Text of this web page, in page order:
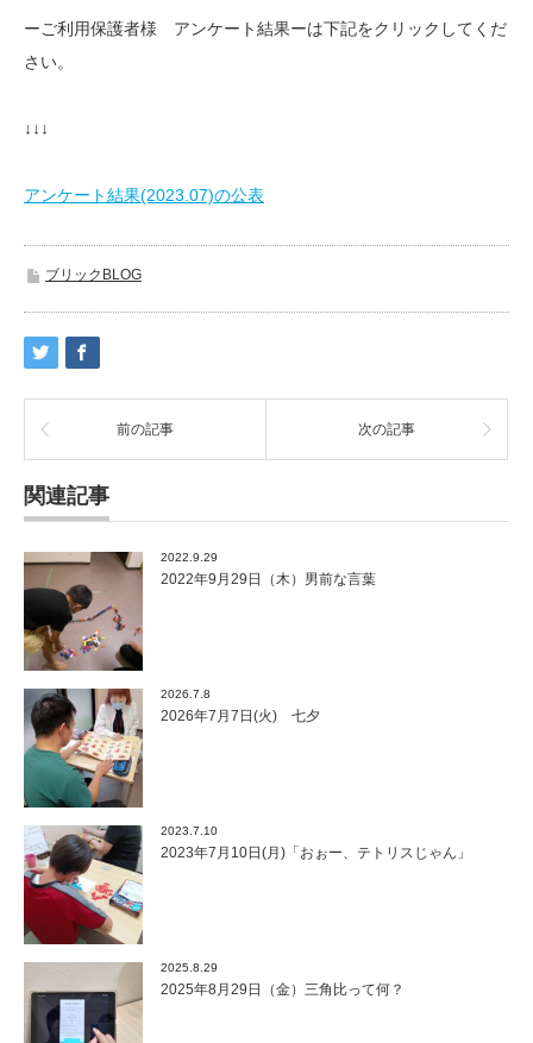
ーご利用保護者様 アンケート結果ーは下記をクリックしてくだ
さい。
↓↓↓
アンケート結果(2023.07)の公表
ブリックBLOG
前の記事 次の記事
関連記事
2022.9.29
2022年9月29日（木）男前な言葉
2026.7.8
2026年7月7日(火) 七夕
2023.7.10
2023年7月10日(月)「おぉー、テトリスじゃん」
2025.8.29
2025年8月29日（金）三角比って何？